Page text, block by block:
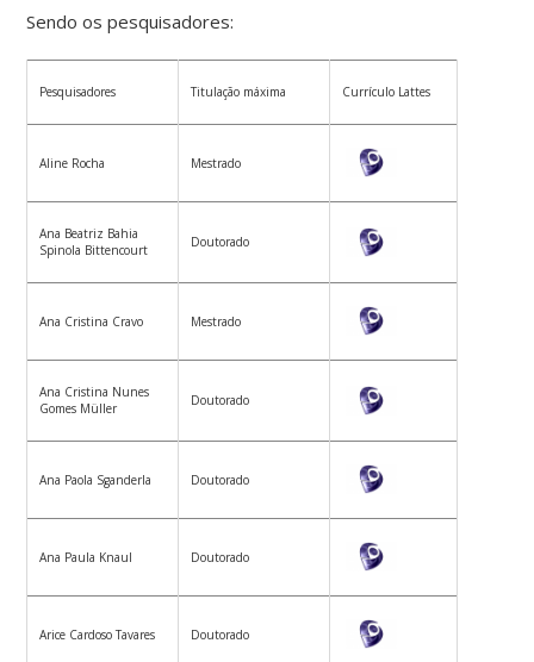
Sendo os pesquisadores:
Pesquisadores Titulação máxima Currículo Lattes
Aline Rocha Mestrado
Ana Beatriz Bahia
Spinola Bittencourt
Doutorado
Ana Cristina Cravo Mestrado
Ana Cristina Nunes
Gomes Müller
Doutorado
Ana Paola Sganderla Doutorado
Ana Paula Knaul Doutorado
Arice Cardoso Tavares Doutorado